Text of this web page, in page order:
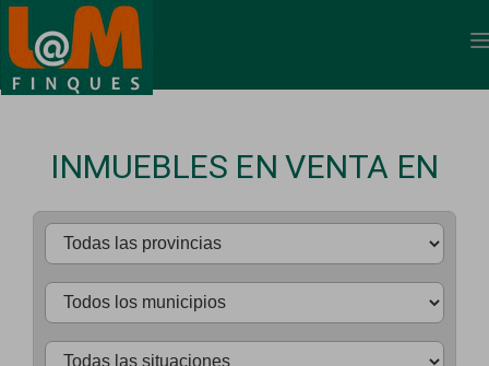
INMUEBLES EN VENTA EN